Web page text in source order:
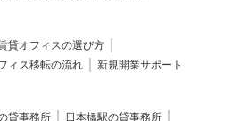
貸オフィスの選び方
ィス移転の流れ 新規開業サポート
貸事務所
日本橋駅の貸事務所